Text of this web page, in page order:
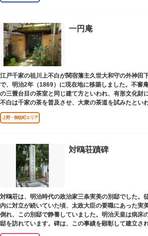
一円庵
江戸千家の祖川上不白が関宿藩主久世大和守の外神田
で、明治2年（1869）に現在地に移築しました。不審
の三畳台目の茶室と同じ建て方といわれ、有形文化財
不白は千家の茶を普及させ、大衆の茶道を試みたとい
江戸千家を広める拠点となりました。
上野・御徒町エリア
対鴎荘蹟碑
対鴎荘は、明治時代の政治家三条実美の別邸でした。
内に対立が続いていた頃、太政大臣の要職にあった実
倒れ、この別邸で静養していました。明治天皇は病床
邸を訪れています。碑は、この事績を顕彰して建立さ
は、多摩市連光寺に移築されました。